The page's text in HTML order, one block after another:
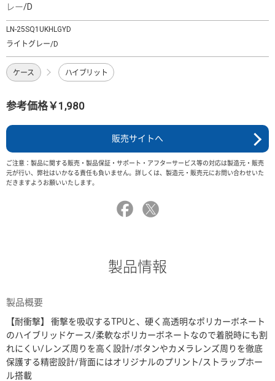
レー/D
LN-25SQ1UKHLGYD
ライトグレー/D
ケース ハイブリット
参考価格￥1,980
販売サイトへ
ご注意：製品に関する販売・製品保証・サポート・アフターサービス等の対応は製造元・販売
元が行い、弊社はいかなる責任も負いません。詳しくは、製造元・販売元にお問い合わせいた
だきますようお願いいたします。
製品情報
製品概要
【耐衝撃】 衝撃を吸収するTPUと、硬く高透明なポリカーボネート
のハイブリッドケース/柔軟なポリカーボネートなので着脱時にも割
れにくい/レンズ周りを高く設計/ボタンやカメラレンズ周りを徹底
保護する精密設計/背面にはオリジナルのプリント/ストラップホー
ル搭載